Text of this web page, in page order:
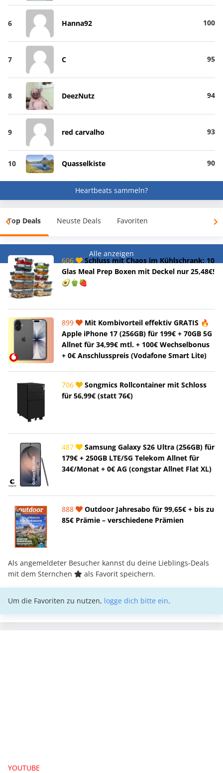
6 Hanna92 100
7 C 95
8 DeezNutz 94
9 red carvalho 93
10 Quasselkiste 90
Heartbeats sammeln?
Top Deals Neuste Deals Favoriten
Alle anzeigen
606
Schluss mit Chaos im Kühlschrank: 10
Glas Meal Prep Boxen mit Deckel nur 25,48€!
🥑🫑🍓
899
Mit Kombivorteil effektiv GRATIS 🔥
Apple iPhone 17 (256GB) für 199€ + 70GB 5G
Allnet für 34,99€ mtl. + 100€ Wechselbonus
+ 0€ Anschlusspreis (Vodafone Smart Lite)
706
Songmics Rollcontainer mit Schloss
für 56,99€ (statt 76€)
487
Samsung Galaxy S26 Ultra (256GB) für
179€ + 250GB LTE/5G Telekom Allnet für
34€/Monat + 0€ AG (congstar Allnet Flat XL)
888
Outdoor Jahresabo für 99,65€ + bis zu
85€ Prämie – verschiedene Prämien
Als angemeldeter Besucher kannst du deine Lieblings-Deals
mit dem Sternchen
als Favorit speichern.
Um die Favoriten zu nutzen, logge dich bitte ein.
YOUTUBE